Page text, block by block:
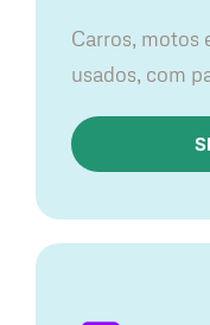
Carros, motos
usados, com